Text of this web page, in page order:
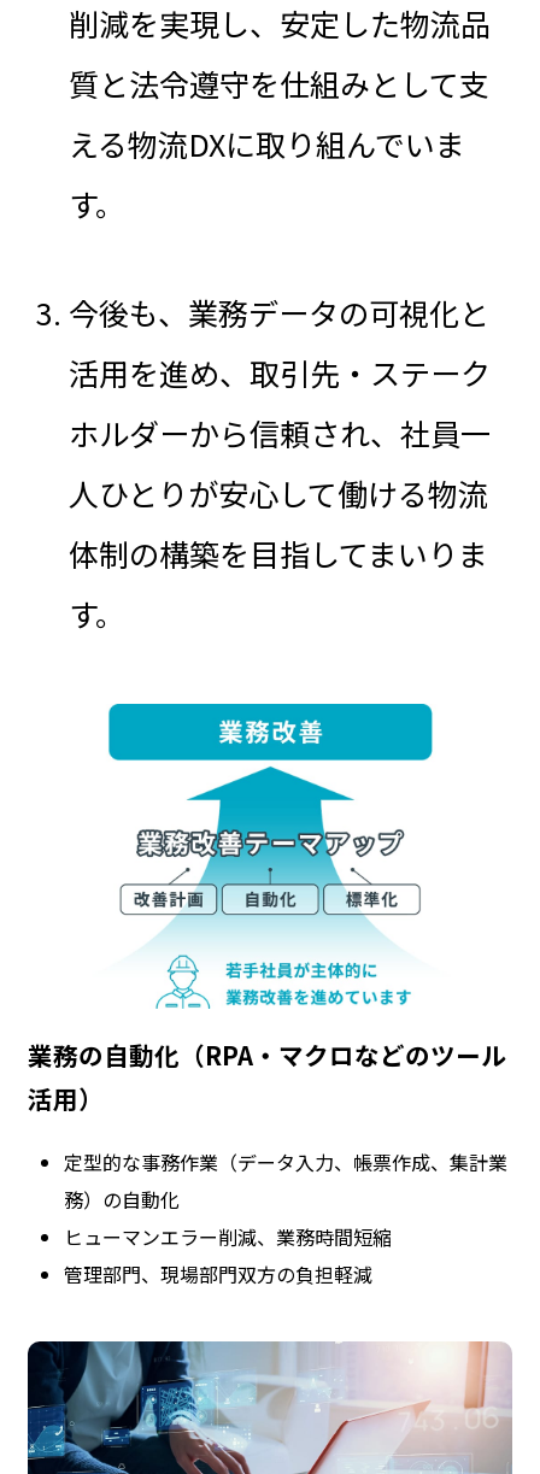
削減を実現し、安定した物流品
質と法令遵守を仕組みとして支
える物流DXに取り組んでいま
す。
今後も、業務データの可視化と
活用を進め、取引先・ステーク
ホルダーから信頼され、社員一
人ひとりが安心して働ける物流
体制の構築を目指してまいりま
す。
業務の自動化（RPA・マクロなどのツール
活用）
定型的な事務作業（データ入力、帳票作成、集計業
務）の自動化
ヒューマンエラー削減、業務時間短縮
管理部門、現場部門双方の負担軽減